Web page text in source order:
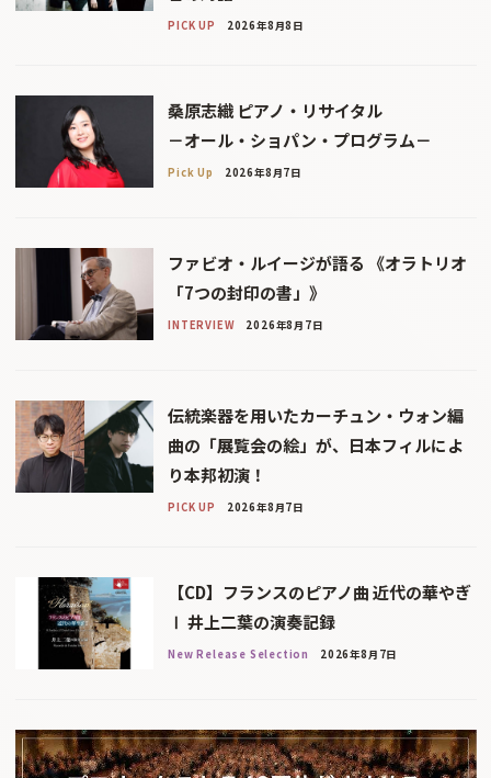
PICK UP 2026年8月8日
桑原志織 ピアノ・リサイタル
－オール・ショパン・プログラム－
Pick Up 2026年8月7日
ファビオ・ルイージが語る 《オラトリオ
「7つの封印の書」》
INTERVIEW 2026年8月7日
伝統楽器を用いたカーチュン・ウォン編
曲の「展覧会の絵」が、日本フィルによ
り本邦初演！
PICK UP 2026年8月7日
【CD】フランスのピアノ曲 近代の華やぎ
Ⅰ 井上二葉の演奏記録
New Release Selection 2026年8月7日